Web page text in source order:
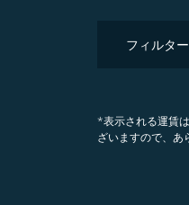
フィルタ
*表示される運賃
ざいますので、あ